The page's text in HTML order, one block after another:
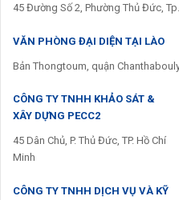
45 Đường Số 2, Phường Thủ Đức,
VĂN PHÒNG ĐẠI DIỆN TẠI LÀO
Bản Thongtoum, quận
CÔNG TY TNHH KHẢO SÁT &
XÂY DỰNG PECC2
45 Dân Chủ, P. Thủ Đức, TP. Hồ Chí
Minh
CÔNG TY TNHH DỊCH VỤ VÀ KỸ